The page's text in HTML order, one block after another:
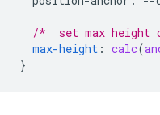
/*  set max
max-height : calc(
}